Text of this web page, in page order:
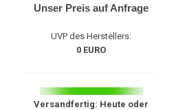
Unser Preis auf Anfrage
UVP des Herstellers:
0 EURO
Versandfertig: Heute oder